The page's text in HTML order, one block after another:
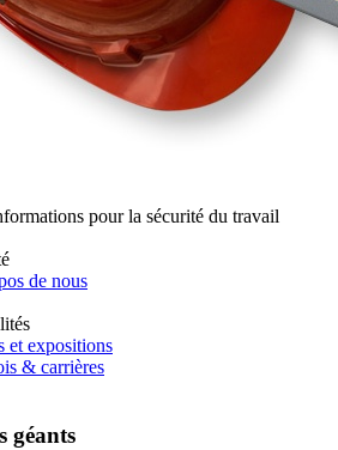
pour la sécurité du travail
de nous
et expositions
& carrières
géants